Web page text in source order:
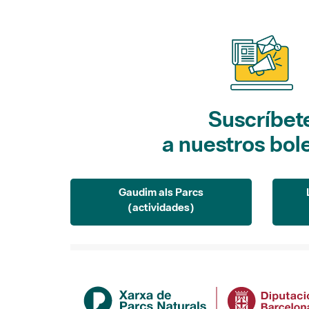
a nuestros
Gaudim als Parcs
(actividades)